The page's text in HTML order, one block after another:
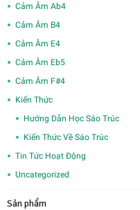
Cảm Âm Ab4
Cảm Âm B4
Cảm Âm E4
Cảm Âm Eb5
Cảm Âm F#4
Kiến Thức
Hướng Dẫn Học Sáo Trúc
Kiến Thức Về Sáo Trúc
Tin Tức Hoạt Động
Uncategorized
Sản phẩm